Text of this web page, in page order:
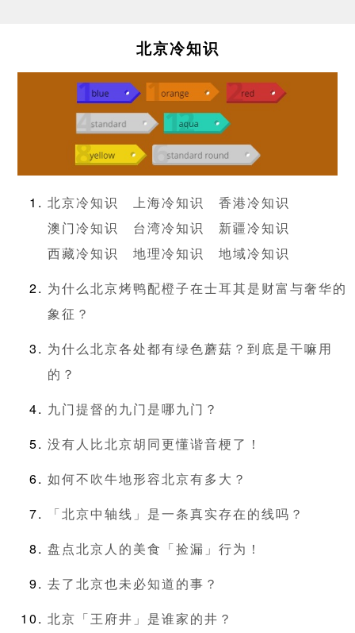
北京冷知识
北京冷知识 上海冷知识
香港冷知识
澳门冷知识
台湾冷知识
新疆冷知识
西藏冷知识
地理冷知识
地域冷知识
为什么北京烤鸭配橙子在士耳其是财富与奢华的
象征？
为什么北京各处都有绿色蘑菇？到底是干嘛用
的？
九门提督的九门是哪九门？
没有人比北京胡同更懂谐音梗了！
如何不吹牛地形容北京有多大？
「北京中轴线」是一条真实存在的线吗？
盘点北京人的美食「捡漏」行为！
去了北京也未必知道的事？
北京「王府井」是谁家的井？